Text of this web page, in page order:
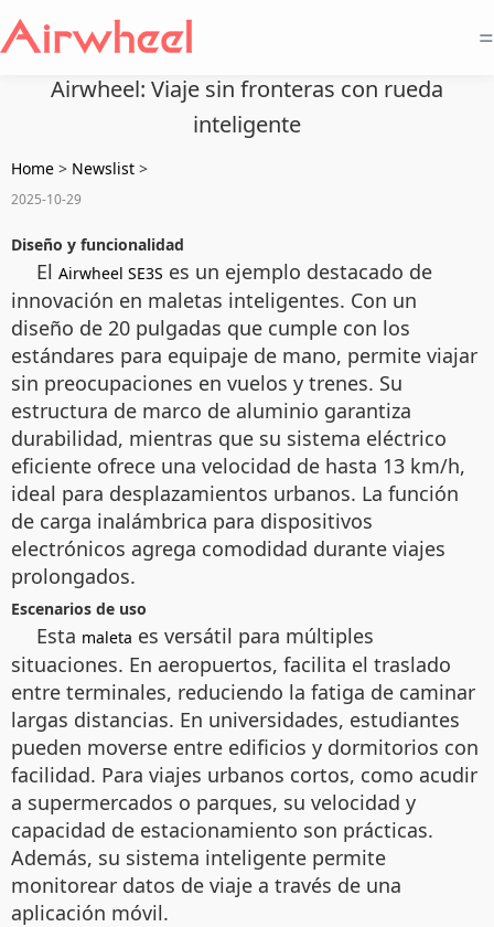
=
Airwheel: Viaje sin fronteras con rueda
inteligente
Home > Newslist >
2025-10-29
Diseño y funcionalidad
El Airwheel SE3S es un ejemplo destacado de
innovación en maletas inteligentes. Con un
diseño de 20 pulgadas que cumple con los
estándares para equipaje de mano, permite viajar
sin preocupaciones en vuelos y trenes. Su
estructura de marco de aluminio garantiza
durabilidad, mientras que su sistema eléctrico
eficiente ofrece una velocidad de hasta 13 km/h,
ideal para desplazamientos urbanos. La función
de carga inalámbrica para dispositivos
electrónicos agrega comodidad durante viajes
prolongados.
Escenarios de uso
Esta maleta es versátil para múltiples
situaciones. En aeropuertos, facilita el traslado
entre terminales, reduciendo la fatiga de caminar
largas distancias. En universidades, estudiantes
pueden moverse entre edificios y dormitorios con
facilidad. Para viajes urbanos cortos, como acudir
a supermercados o parques, su velocidad y
capacidad de estacionamiento son prácticas.
Además, su sistema inteligente permite
monitorear datos de viaje a través de una
aplicación móvil.